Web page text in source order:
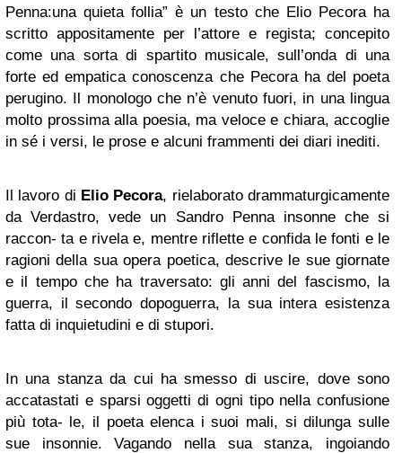
Penna:una quieta follia” è un testo che Elio Pecora ha
scritto appositamente per l’attore e regista; concepito
come una sorta di spartito musicale, sull’onda di una
forte ed empatica conoscenza che Pecora ha del poeta
perugino. Il monologo che n’è venuto fuori, in una lingua
molto prossima alla poesia, ma veloce e chiara, accoglie
in sé i versi, le prose e alcuni frammenti dei diari inediti.
Il lavoro di Elio Pecora, rielaborato drammaturgicamente
da Verdastro, vede un Sandro Penna insonne che si
raccon- ta e rivela e, mentre riflette e confida le fonti e le
ragioni della sua opera poetica, descrive le sue giornate
e il tempo che ha traversato: gli anni del fascismo, la
guerra, il secondo dopoguerra, la sua intera esistenza
fatta di inquietudini e di stupori.
In una stanza da cui ha smesso di uscire, dove sono
accatastati e sparsi oggetti di ogni tipo nella confusione
più tota- le, il poeta elenca i suoi mali, si dilunga sulle
sue insonnie. Vagando nella sua stanza, ingoiando